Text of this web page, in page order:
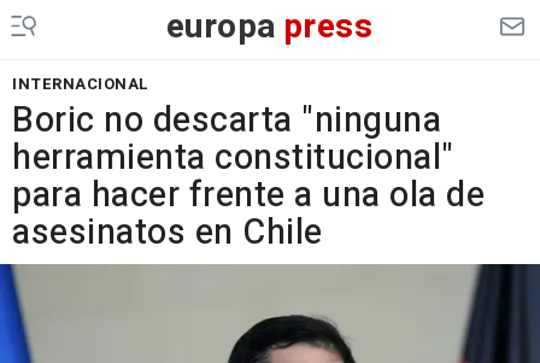
europa press
INTERNACIONAL
Boric no descarta "ninguna
herramienta constitucional"
para hacer frente a una ola de
asesinatos en Chile